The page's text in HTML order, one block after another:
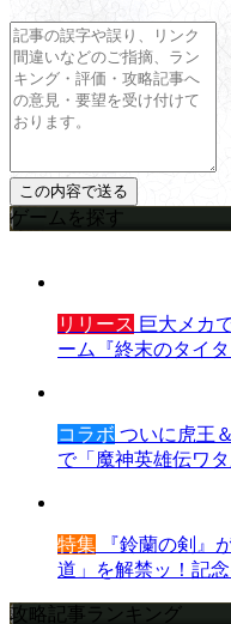
ゲームを探す
リリース 巨大メカ
ーム『終末のタイ
コラボ ついに虎王
で「魔神英雄伝ワ
特集 『鈴蘭の剣』
道」を解禁ッ！記
攻略記事ランキング